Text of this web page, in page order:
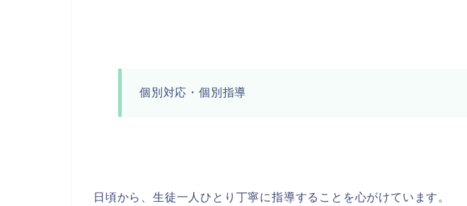
個別対応・個別指導
日頃から、生徒一人ひとり丁寧に指導することを心がけています。